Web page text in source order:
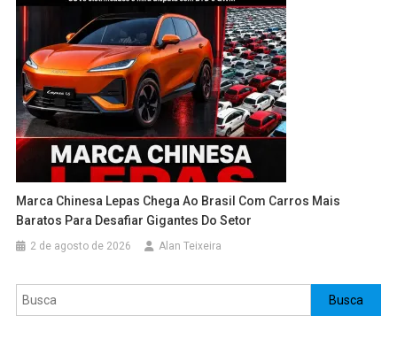
Marca Chinesa Lepas Chega Ao Brasil Com Carros Mais
Baratos Para Desafiar Gigantes Do Setor
2 de agosto de 2026 Alan Teixeira
Pesquisar Busca